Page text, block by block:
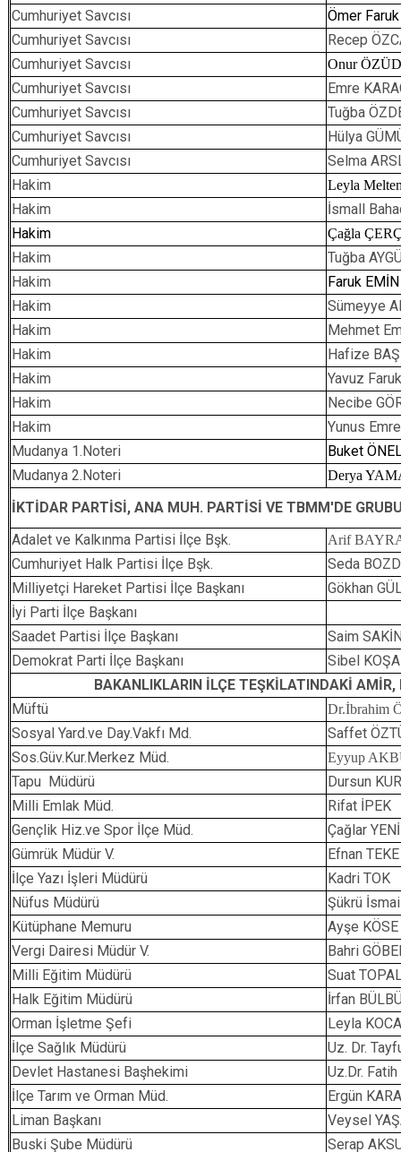
Cumhuriyet Savcısı
Ömer
Cumhuriyet Savcısı
Recep
Cumhuriyet Savcısı
Onur
Cumhuriyet Savcısı
Emre
Cumhuriyet Savcısı
Tuğba
Cumhuriyet Savcısı
Hülya
Cumhuriyet Savcısı
Selma
Hakim
Leyla
Hakim
İsmall
Hakim
Çağla
Hakim
Tuğba
Hakim
Faruk EMİN
Hakim
Sümeyye
Hakim
Mehmet
Hakim
Hafize
Hakim
Yavuz
Hakim
Necibe
Hakim
Yunus
Mudanya 1.Noteri
Buket
Mudanya 2.Noteri
Derya
İKTİDAR PARTİSİ, ANA MUH. PARTİSİ VE TBMM'DE
Adalet ve Kalkınma Partisi İlçe Bşk.
Arif
Cumhuriyet Halk Partisi İlçe Bşk.
Seda
Milliyetçi Hareket Partisi İlçe Başkanı
Gökhan
İyi Parti İlçe Başkanı
Saadet Partisi İlçe Başkanı
Saim
Demokrat Parti İlçe Başkanı
Sibel
BAKANLIKLARIN İLÇE TEŞKİLATINDAKİ AMİR,
Müftü
Dr.İbrahim
Sosyal Yard.ve Day.Vakfı Md.
Saffet
Sos.Güv.Kur.Merkez Müd.
Eyyup
Tapu Müdürü
Dursun
Milli Emlak Müd.
Rifat İPEK
Gençlik Hiz.ve Spor İlçe Müd.
Çağlar YENİ
Gümrük Müdür V.
Efnan TEKE
İlçe Yazı İşleri Müdürü
Kadri TOK
Nüfus Müdürü
Şükrü
Kütüphane Memuru
Ayşe KÖSE
Vergi Dairesi Müdür V.
Bahri
Milli Eğitim Müdürü
Suat
Halk Eğitim Müdürü
İrfan
Orman İşletme Şefi
Leyla KOCA
İlçe Sağlık Müdürü
Uz. Dr.
Devlet Hastanesi Başhekimi
Uz.Dr.
İlçe Tarım ve Orman Müd.
Ergün
Liman Başkanı
Veysel
Buski Şube Müdürü
Serap